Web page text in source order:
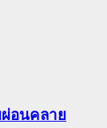
ผ่อนคลาย